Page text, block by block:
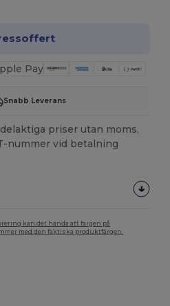
Snabb Leverans
priser utan moms,
nummer vid betalning
kan det hända att färgen på
med den faktiska produktfärgen.